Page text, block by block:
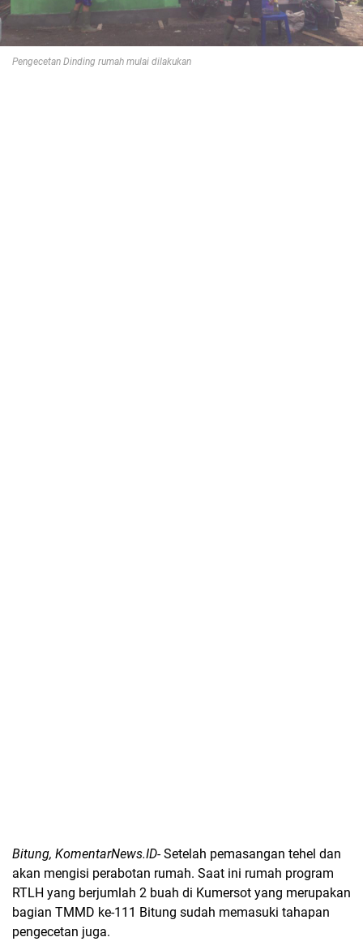
Pengecetan Dinding rumah mulai dilakukan
Bitung, KomentarNews.ID- Setelah pemasangan tehel dan
akan mengisi perabotan rumah. Saat ini rumah program
RTLH yang berjumlah 2 buah di Kumersot yang merupakan
bagian TMMD ke-111 Bitung sudah memasuki tahapan
pengecetan juga.